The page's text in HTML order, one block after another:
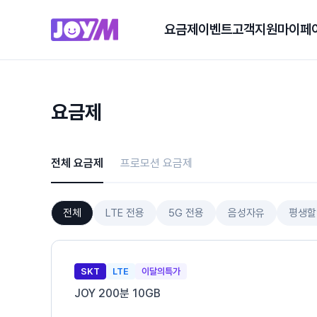
요금제 이벤트고객지원마이페
요금제
전체 요금제 프로모션 요금제
전체 LTE 전용 5G 전용 음성자유 평생
SKT LTE 이달의특가
JOY 200분 10GB